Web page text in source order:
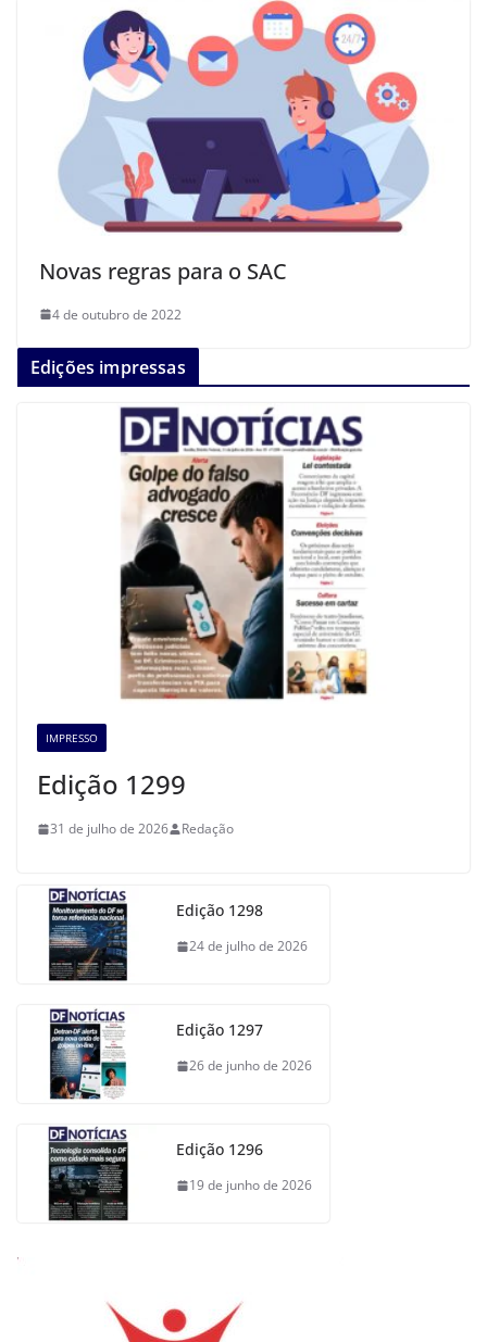
Novas regras para o SAC
4 de outubro de 2022
Edições impressas
IMPRESSO
Edição 1299
31 de julho de 2026 Redação
Edição 1298
24 de julho de 2026
Edição 1297
26 de junho de 2026
Edição 1296
19 de junho de 2026